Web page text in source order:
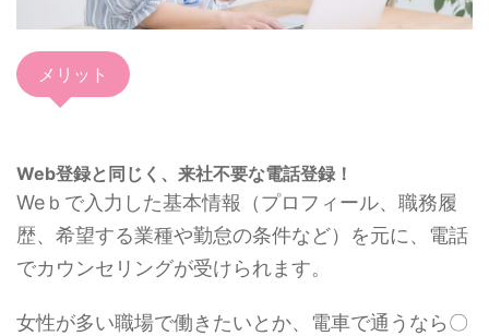
メリット
Web登録と同じく、来社不要な電話登録！
Weｂで入力した基本情報（プロフィール、職務履
歴、希望する業種や勤怠の条件など）を元に、電話
でカウンセリングが受けられます。
女性が多い職場で働きたいとか、電車で通うなら〇